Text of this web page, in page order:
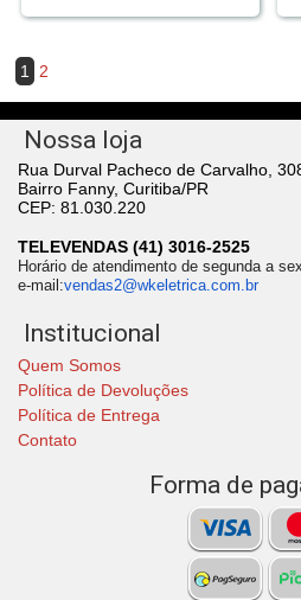
1 2
Nossa loja
Rua Durval Pacheco de Carvalho,
Bairro Fanny, Curitiba/PR
CEP: 81.030.220
TELEVENDAS (41) 3016-2525
Horário de atendimento de segunda a
e-mail:vendas2@wkeletrica.com.br
Institucional
Quem Somos
Política de Devoluções
Política de Entrega
Contato
Forma de